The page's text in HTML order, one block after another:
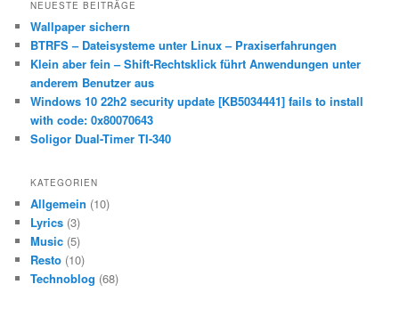
n
NEUESTE BEITRÄGE
Wallpaper sichern
BTRFS – Dateisysteme unter Linux – Praxiserfahrungen
Klein aber fein – Shift-Rechtsklick führt Anwendungen unter
anderem Benutzer aus
Windows 10 22h2 security update [KB5034441] fails to install
with code: 0x80070643
Soligor Dual-Timer TI-340
KATEGORIEN
Allgemein (10)
Lyrics (3)
Music (5)
Resto (10)
Technoblog (68)